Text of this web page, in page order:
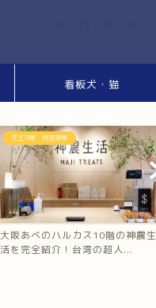
看板犬・猫
まとめ
スパイスカレー検定【全35問】あ
なたは何問正解できる？